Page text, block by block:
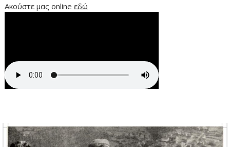
Ακούστε μας onlineεδώ